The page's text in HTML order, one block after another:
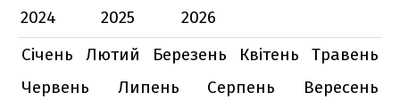
2024 2025
2026
Січень
Лютий Березень Квітень
Травень
Червень
Липень Серпень
Вересень